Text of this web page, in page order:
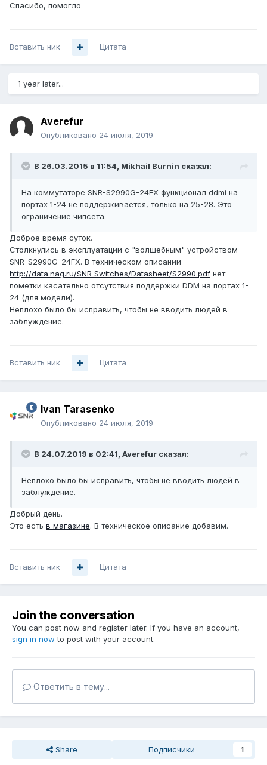
Спасибо, помогло
Вставить ник Цитата
1 year later...
Averefur
Опубликовано 24 июля, 2019
В 26.03.2015 в 11:54, Mikhail Burnin сказал:
На коммутаторе SNR-S2990G-24FX функционал ddmi на
портах 1-24 не поддерживается, только на 25-28. Это
ограничение чипсета.
Доброе время суток.
Столкнулись в эксплуатации с "волшебным" устройством
SNR-S2990G-24FX. В техническом описании
http://data.nag.ru/SNR Switches/Datasheet/S2990.pdf нет
пометки касательно отсутствия поддержки DDM на портах 1-
24 (для модели).
Неплохо было бы исправить, чтобы не вводить людей в
заблуждение.
Вставить ник Цитата
Ivan Tarasenko
Опубликовано 24 июля, 2019
В 24.07.2019 в 02:41, Averefur сказал:
Неплохо было бы исправить, чтобы не вводить людей в
заблуждение.
Добрый день.
Это есть в магазине. В техническое описание добавим.
Вставить ник Цитата
Join the conversation
You can post now and register later. If you have an account,
sign in now to post with your account.
Ответить в тему...
Share Подписчики 1